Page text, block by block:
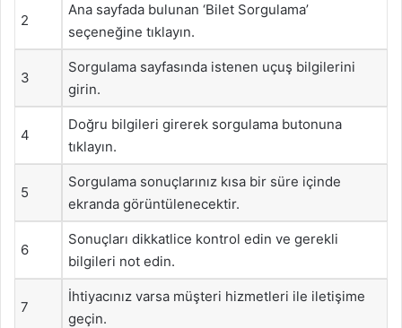
2
Ana sayfada bulunan ‘Bilet Sorgulama’
seçeneğine tıklayın.
3
Sorgulama sayfasında istenen uçuş bilgilerini
girin.
4
Doğru bilgileri girerek sorgulama butonuna
tıklayın.
5
Sorgulama sonuçlarınız kısa bir süre içinde
ekranda görüntülenecektir.
6
Sonuçları dikkatlice kontrol edin ve gerekli
bilgileri not edin.
7
İhtiyacınız varsa müşteri hizmetleri ile iletişime
geçin.